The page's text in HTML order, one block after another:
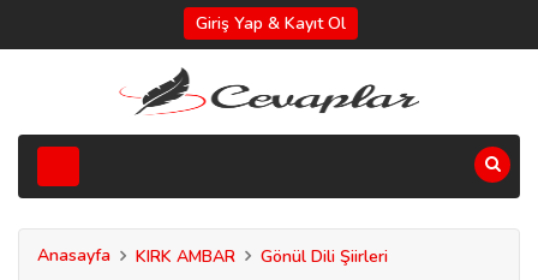
Giriş Yap & Kayıt Ol
Anasayfa KIRK AMBAR Gönül Dili Şiirleri